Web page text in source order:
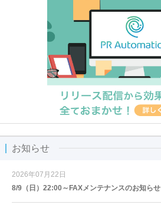
お知らせ
2026年07月22日
8/9（日）22:00～FAXメンテナンスのお知らせ